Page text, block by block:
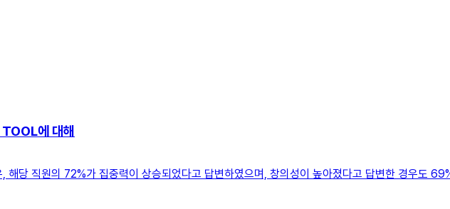
에 대해
당 직원의 72%가 집중력이 상승되었다고 답변하였으며, 창의성이 높아졌다고 답변한 경우도